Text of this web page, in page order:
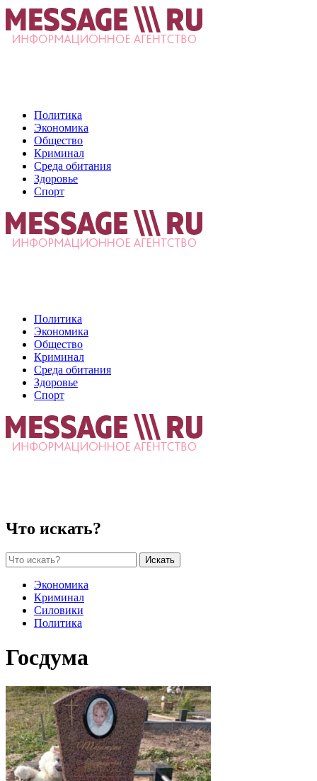
Политика
Экономика
Общество
Криминал
Среда обитания
Здоровье
Спорт
Политика
Экономика
Общество
Криминал
Среда обитания
Здоровье
Спорт
Что искать?
Искать
Экономика
Криминал
Силовики
Политика
Госдума